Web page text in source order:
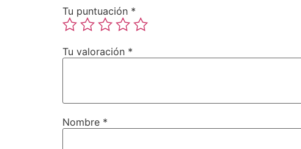
Tu puntuación *
Tu valoración *
Nombre *